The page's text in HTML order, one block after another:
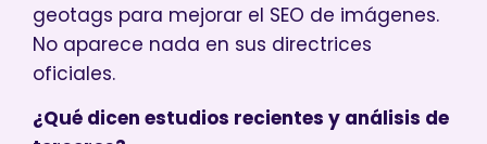
geotags para mejorar el SEO de imágenes.
No aparece nada en sus directrices
oficiales.
¿Qué dicen estudios recientes y análisis de